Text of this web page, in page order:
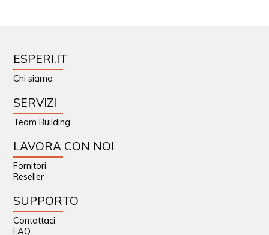
ESPERI.IT
Chi siamo
SERVIZI
Team Building
LAVORA CON NOI
Fornitori
Reseller
SUPPORTO
Contattaci
FAQ